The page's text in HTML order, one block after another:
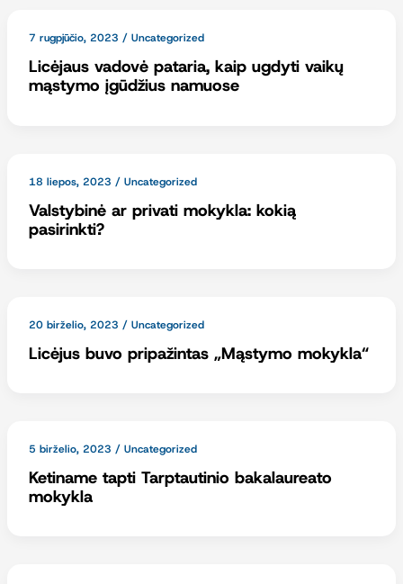
7 rugpjūčio, 2023 / Uncategorized
Licėjaus vadovė pataria, kaip ugdyti vaikų
mąstymo įgūdžius namuose
18 liepos, 2023 / Uncategorized
Valstybinė ar privati mokykla: kokią
pasirinkti?
20 birželio, 2023 / Uncategorized
Licėjus buvo pripažintas „Mąstymo mokykla“
5 birželio, 2023 / Uncategorized
Ketiname tapti Tarptautinio bakalaureato
mokykla